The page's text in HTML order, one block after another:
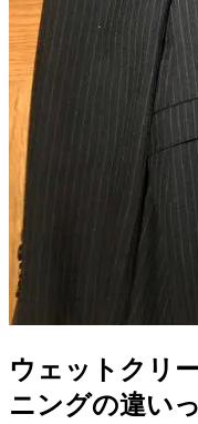
ウェットクリ
ニングの違い